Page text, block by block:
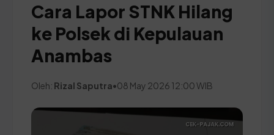
Cara Lapor STNK Hilang
ke Polsek di Kepulauan
Anambas
Oleh: Rizal Saputra•08 May 2026 12:00 WIB